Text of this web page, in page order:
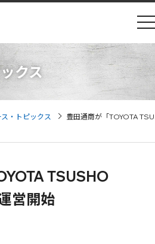
クス
ス・トピックス 豊田通商が「TOYOTA
TSUSHO
営開始